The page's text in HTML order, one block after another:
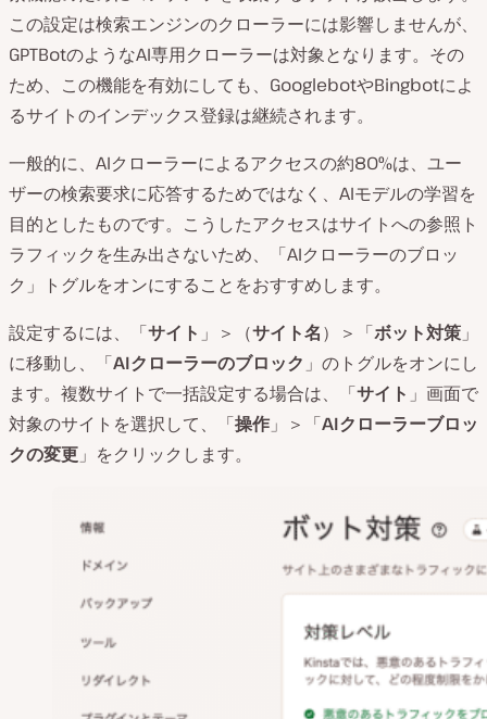
この設定は検索エンジンのクローラーには影響しませんが、
GPTBotのようなAI専用クローラーは対象となります。その
ため、この機能を有効にしても、GooglebotやBingbotによ
るサイトのインデックス登録は継続されます。
一般的に、AIクローラーによるアクセスの約80%は、ユー
ザーの検索要求に応答するためではなく、AIモデルの学習を
目的としたものです。こうしたアクセスはサイトへの参照ト
ラフィックを生み出さないため、「AIクローラーのブロッ
ク」トグルをオンにすることをおすすめします。
設定するには、「サイト 」＞（サイト名）＞「ボット対策 」
に移動し、「AIクローラーのブロック 」のトグルをオンにし
ます。複数サイトで一括設定する場合は、「サイト 」画面で
対象のサイトを選択して、「操作 」＞「AIクローラーブロッ
クの変更 」をクリックします。